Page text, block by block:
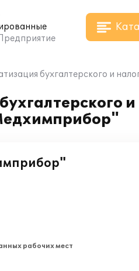
бухгалтерского и
рабочих мест